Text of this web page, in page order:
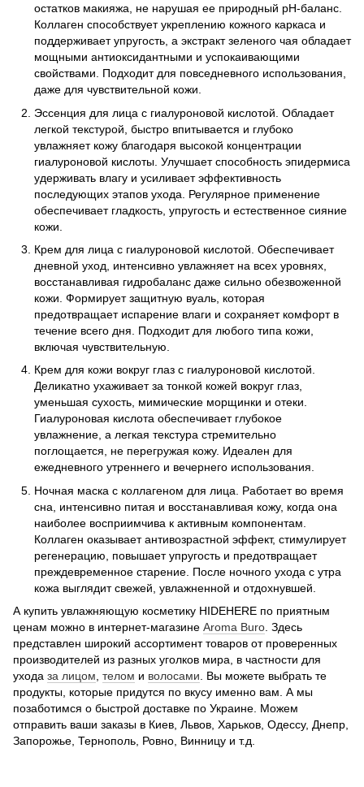
остатков макияжа, не нарушая ее природный pH-баланс.
Коллаген способствует укреплению кожного каркаса и
поддерживает упругость, а экстракт зеленого чая обладает
мощными антиоксидантными и успокаивающими
свойствами. Подходит для повседневного использования,
даже для чувствительной кожи.
Эссенция для лица с гиалуроновой кислотой. Обладает
легкой текстурой, быстро впитывается и глубоко
увлажняет кожу благодаря высокой концентрации
гиалуроновой кислоты. Улучшает способность эпидермиса
удерживать влагу и усиливает эффективность
последующих этапов ухода. Регулярное применение
обеспечивает гладкость, упругость и естественное сияние
кожи.
Крем для лица с гиалуроновой кислотой. Обеспечивает
дневной уход, интенсивно увлажняет на всех уровнях,
восстанавливая гидробаланс даже сильно обезвоженной
кожи. Формирует защитную вуаль, которая
предотвращает испарение влаги и сохраняет комфорт в
течение всего дня. Подходит для любого типа кожи,
включая чувствительную.
Крем для кожи вокруг глаз с гиалуроновой кислотой.
Деликатно ухаживает за тонкой кожей вокруг глаз,
уменьшая сухость, мимические морщинки и отеки.
Гиалуроновая кислота обеспечивает глубокое
увлажнение, а легкая текстура стремительно
поглощается, не перегружая кожу. Идеален для
ежедневного утреннего и вечернего использования.
Ночная маска с коллагеном для лица. Работает во время
сна, интенсивно питая и восстанавливая кожу, когда она
наиболее восприимчива к активным компонентам.
Коллаген оказывает антивозрастной эффект, стимулирует
регенерацию, повышает упругость и предотвращает
преждевременное старение. После ночного ухода с утра
кожа выглядит свежей, увлажненной и отдохнувшей.
А купить увлажняющую косметику HIDEHERE по приятным
ценам можно в интернет-магазине Aroma Buro. Здесь
представлен широкий ассортимент товаров от проверенных
производителей из разных уголков мира, в частности для
ухода за лицом, телом и волосами. Вы можете выбрать те
продукты, которые придутся по вкусу именно вам. А мы
позаботимся о быстрой доставке по Украине. Можем
отправить ваши заказы в Киев, Львов, Харьков, Одессу, Днепр,
Запорожье, Тернополь, Ровно, Винницу и т.д.